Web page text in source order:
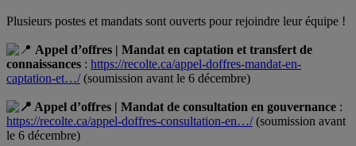
Plusieurs postes et mandats sont ouverts pour rejoindre leur équipe !
Appel d’offres | Mandat en captation et transfert de
connaissances : https://recolte.ca/appel-doffres-mandat-en-
captation-et…/(soumission avant le 6 décembre)
Appel d’offres | Mandat de consultation en gouvernance :
https://recolte.ca/appel-doffres-consultation-en…/(soumission avant
le 6 décembre)